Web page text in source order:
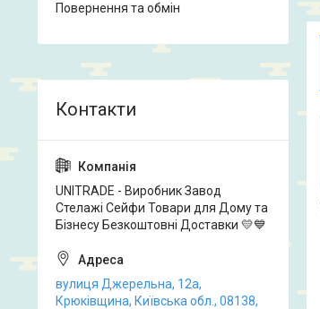
Повернення та обмін
UNITRADE - Виробник Завод
Стелажі Сейфи Товари для Дому та
Бізнесу Безкоштовні Доставки 💛💙
вулиця Джерельна, 12а,
Крюківщина, Київська обл., 08138,